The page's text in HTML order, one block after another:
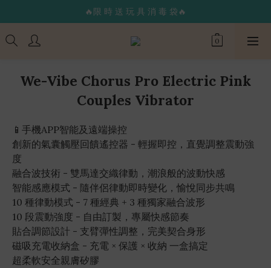
🔥限 時 送 玩 具 消 毒 袋🔥
🔥限 時 送 玩 具 消 毒 袋🔥
🌟365 天 全 年 無 休 天 天 出 貨🌟
🔥限 時 送 玩 具 消 毒 袋🔥
We-Vibe Chorus Pro Electric Pink
Couples Vibrator
📱手機APP智能及遠端操控
創新的氣囊觸壓回饋遙控器 - 輕握即控，直覺調整震動強
度
融合波技術 - 雙馬達交織律動，潮浪般的波動快感
智能感應模式 - 隨伴侶律動即時變化，愉悅同步共鳴
10 種律動模式 - 7 種經典 + 3 種獨家融合波形
10 段震動強度 - 自由訂製，專屬快感節奏
貼合調節設計 - 支臂彈性調整，完美契合身形
磁吸充電收納盒 - 充電 × 保護 × 收納 一盒搞定
超柔軟安全親膚矽膠